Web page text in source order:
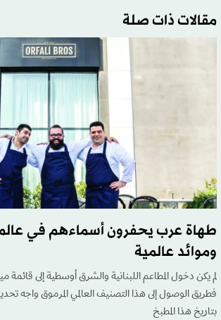
مقالات ذات صلة
طهاة عرب يحفرون أسماءهم في
وموائد عالمية
لم يكن دخول المطاعم اللبنانية والشرق أوسطية إلى
فطريق الوصول إلى هذا التصنيف العالمي المرموق واجه
بتاريخ هذا المطبخ